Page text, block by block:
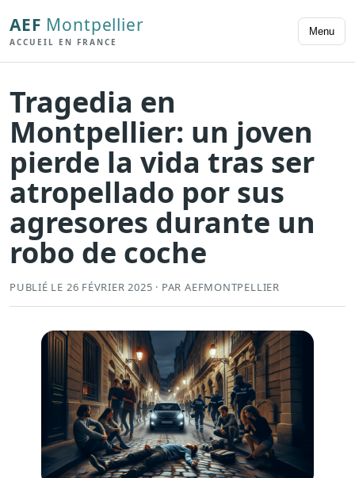
AEF Montpellier
ACCUEIL EN FRANCE
Menu
Tragedia en
Montpellier: un joven
pierde la vida tras ser
atropellado por sus
agresores durante un
robo de coche
PUBLIÉ LE 26 FÉVRIER 2025 · PAR AEFMONTPELLIER